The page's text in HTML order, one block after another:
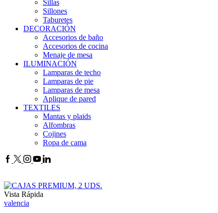
Sillas
Sillones
Taburetes
DECORACIÓN
Accesorios de baño
Accesorios de cocina
Menaje de mesa
ILUMINACIÓN
Lamparas de techo
Lamparas de pie
Lamparas de mesa
Aplique de pared
TEXTILES
Mantas y plaids
Alfombras
Cojines
Ropa de cama
Vista Rápida
valencia